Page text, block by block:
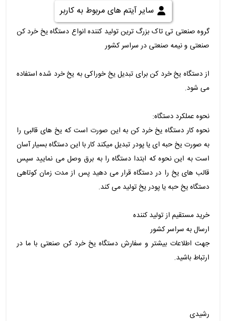
سایر آیتم های مربوط به کاربر
گروه صنعتی تی تاک بزرگ ترین تولید کننده انواع دستگاه یخ خرد کن
صنعتی و نیمه صنعتی در سراسر کشور
از دستگاه یخ خرد کن برای تبدیل یخ خوراکی به یخ خرد شده استفاده
می شود.
نحوه عملکرد دستگاه:
نحوه کار دستگاه یخ خرد کن به این صورت است که یخ های قالبی را
به صورت یخ حبه ای یا پودر تبدیل میکند کار با این دستگاه بسیار آسان
است به این نحوه که ابتدا دستگاه را به برق وصل می نمایید سپس
قالب های یخ را در دستگاه قرار می دهید پس از مدت زمان کوتاهی
دستگاه یخ حبه یا پودر یخ تولید می کند.
خرید مستقیم از تولید کننده
ارسال به سراسر کشور
جهت اطلاعات بیشتر و سفارش دستگاه یخ خرد کن صنعتی با ما در
ارتباط باشید.
رشیدی